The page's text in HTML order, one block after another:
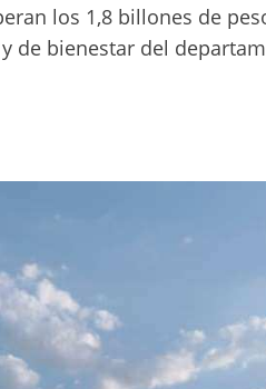
los 1,8 billones de
de bienestar del